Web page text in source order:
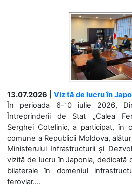
13.07.2026
Vizită de lucru în
În perioada 6-10 iulie 2026,
Întreprinderii de Stat „Calea
Serghei Cotelinic, a participat, în
comune a Republicii Moldova,
Ministerului Infrastructurii și
vizită de lucru în Japonia, dedicată
bilaterale în domeniul
feroviar....